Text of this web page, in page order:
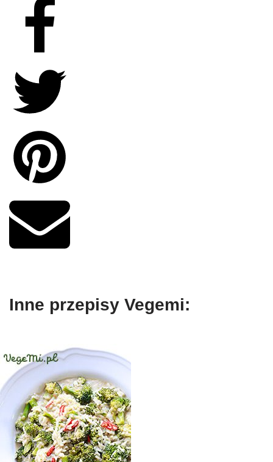
Inne przepisy Vegemi: